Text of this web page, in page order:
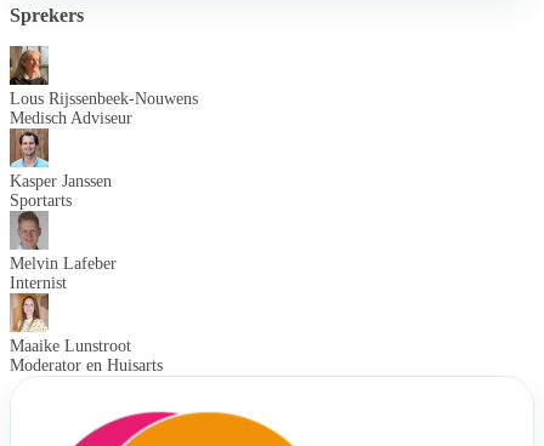
Sprekers
Lous Rijssenbeek-Nouwens
Medisch Adviseur
Kasper Janssen
Sportarts
Melvin Lafeber
Internist
Maaike Lunstroot
Moderator en Huisarts